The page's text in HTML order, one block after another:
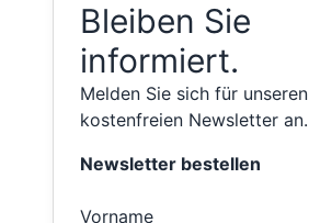
Bleiben Sie
informiert.
Melden Sie sich für unseren
kostenfreien Newsletter an.